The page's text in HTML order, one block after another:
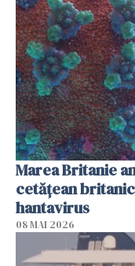
Marea Britanie
cetăţean
hantavirus
08 MAI 2026